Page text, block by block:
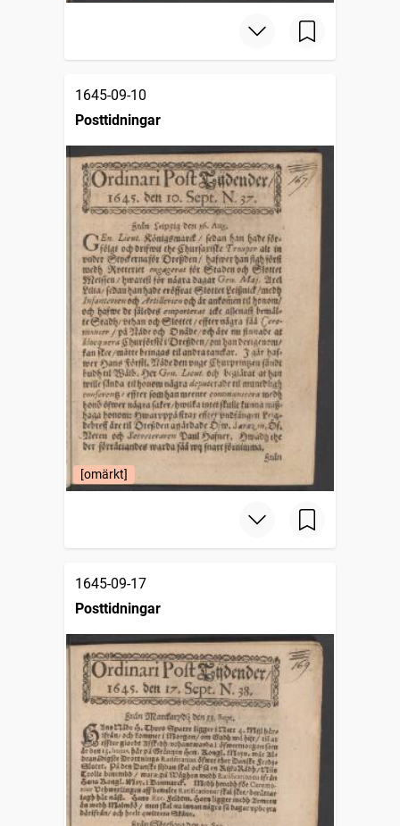
1645-09-10
Posttidningar
[omärkt]
1645-09-17
Posttidningar